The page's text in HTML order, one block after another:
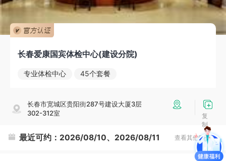
长春爱康国宾体检中心(建设分院)
专业体检中心 45个套餐
长春市宽城区贵阳街287号建设大厦3层
302-312室
复
制
最近可约： 2026/08/10、2026/08/11 查看其他时间